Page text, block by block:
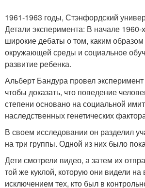
1961-1963 годы, Стэнфордский
Детали эксперимента: В начале 1960-
широкие дебаты о том, каким
окружающей среды и социальное
развитие ребенка.
Альберт Бандура провел
чтобы доказать, что поведение
степени основано на социальной
наследственных генетических
В своем исследовании он разделил
на три группы. Одной из них было
Дети смотрели видео, а затем их
той же куклой, которую они видели на
исключением тех, кто был в